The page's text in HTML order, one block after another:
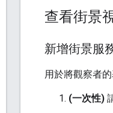
查看街景
新增街景服
用於將觀察者的
(一次性)